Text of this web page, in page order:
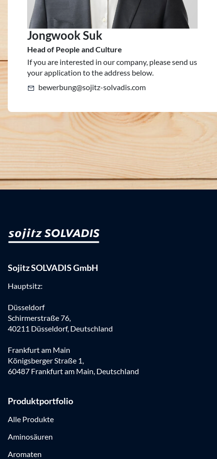
Jongwook Suk
Head of People and Culture
If you are interested in our company, please send us
your application to the address below.
bewerbung@sojitz-solvadis.com
Sojitz SOLVADIS GmbH
Hauptsitz:
Düsseldorf
Schirmerstraße 76,
40211 Düsseldorf, Deutschland
Frankfurt am Main
Königsberger Straße 1,
60487 Frankfurt am Main, Deutschland
Produktportfolio
Alle Produkte
Aminosäuren
Aromaten